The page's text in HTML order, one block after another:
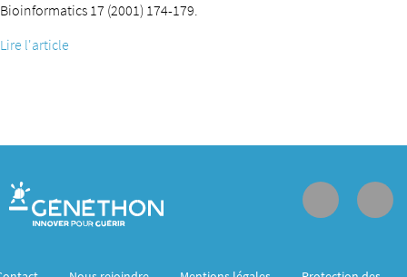
Bioinformatics 17 (2001) 174-179.
Lire l'article